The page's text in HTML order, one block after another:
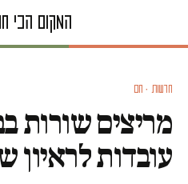
חדשות · חם
מריצים שורות
עובדות לראיון